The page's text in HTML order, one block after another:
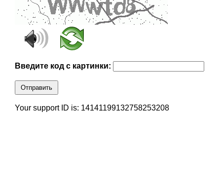
Введите код с картинки:
Отправить
Your support ID is: 14141199132758253208